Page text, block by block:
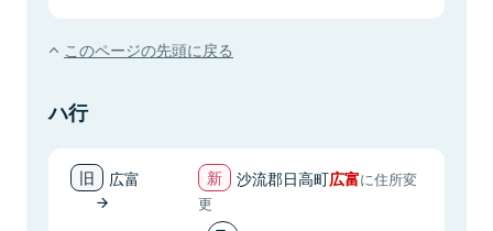
このページの先頭に戻る
ハ行
広富 沙流郡日高町広富に住所変
更